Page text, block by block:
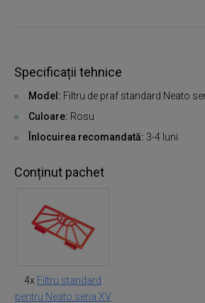
Specificații tehnice
Model: Filtru de praf standard Neato
Culoare: Rosu
Înlocuirea recomandată: 3-4 luni
Conținut pachet
4x Filtru standard
pentru Neato seria XV